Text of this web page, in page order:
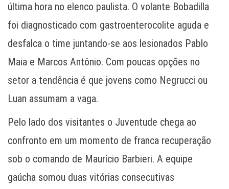
última hora no elenco paulista. O volante Bobadilla
foi diagnosticado com gastroenterocolite aguda e
desfalca o time juntando-se aos lesionados Pablo
Maia e Marcos Antônio. Com poucas opções no
setor a tendência é que jovens como Negrucci ou
Luan assumam a vaga.
Pelo lado dos visitantes o Juventude chega ao
confronto em um momento de franca recuperação
sob o comando de Maurício Barbieri. A equipe
gaúcha somou duas vitórias consecutivas